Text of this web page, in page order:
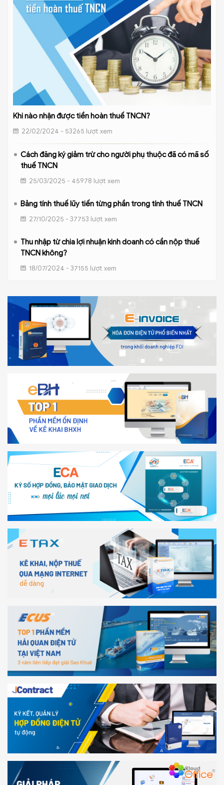
Khi nào nhận được tiền hoàn thuế TNCN?
22/02/2024 - 53265 lượt xem
Cách đăng ký giảm trừ cho người phụ thuộc đã có mã số
thuế TNCN
25/03/2025 - 45978 lượt xem
Bảng tính thuế lũy tiến từng phần trong tính thuế TNCN
27/10/2025 - 37753 lượt xem
Thu nhập từ chia lợi nhuận kinh doanh có cần nộp thuế
TNCN không?
18/07/2024 - 37155 lượt xem